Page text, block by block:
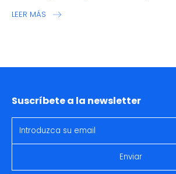
LEER MÁS
Suscríbete a la newsletter